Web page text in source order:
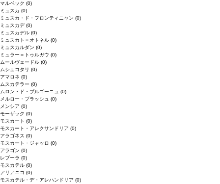
マルベック (0)
ミュスカ (0)
ミュスカ・ド・フロンティニャン (0)
ミュスカデ(0)
ミュスカデル (0)
ミュスカト＝オトネル (0)
ミュスカルダン (0)
ミュラー＝トゥルガウ (0)
ムールヴェードル (0)
ムシュコタリ (0)
アマロネ (0)
ムスカテラー (0)
ムロン・ド・ブルゴーニュ (0)
メルロー・ブラッシュ (0)
メンシア (0)
モーザック (0)
モスカート (0)
モスカート・アレクサンドリア (0)
アラゴネス (0)
モスカート・ジャッロ (0)
アラゴン (0)
レブーラ (0)
モスカテル (0)
アリアニコ (0)
モスカテル・デ・アレハンドリア (0)